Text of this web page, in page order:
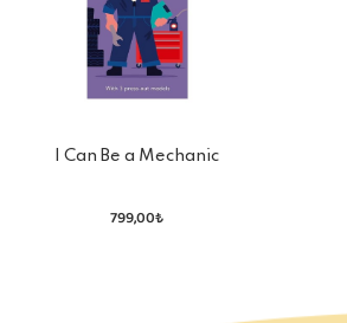
I Can Be a Mechanic
799,00₺